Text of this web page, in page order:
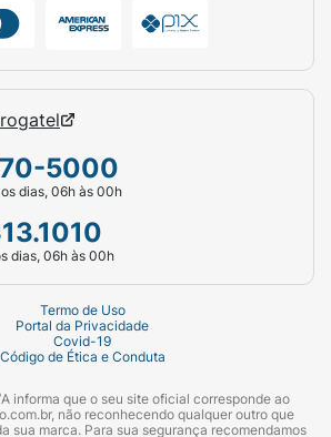
5000
dias, 06h às 00h
dias, 06h às 00h
Termo de Uso
Portal da Privacidade
Covid-19
Código de Ética e Conduta
informa que o seu site oficial corresponde ao
não reconhecendo qualquer outro que
sua marca. Para sua segurança recomendamos